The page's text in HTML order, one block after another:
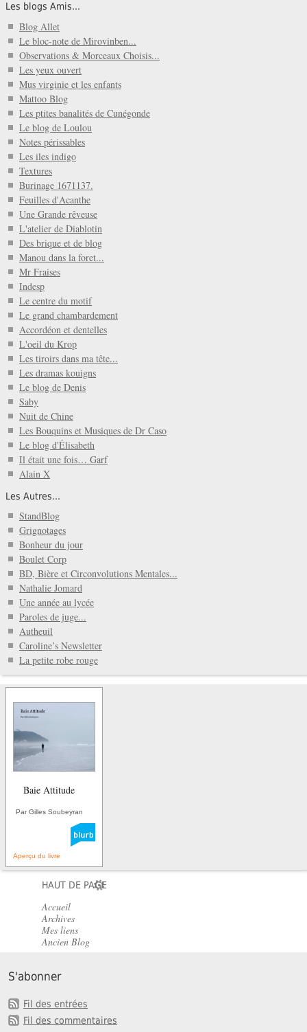
Les blogs Amis...
Blog Allet
Le bloc-note de Mirovinben...
Observations & Morceaux Choisis...
Les yeux ouvert
Mus virginie et les enfants
Mattoo Blog
Les ptites banalités de Cunégonde
Le blog de Loulou
Notes périssables
Les iles indigo
Textures
Burinage 1671137.
Feuilles d'Acanthe
Une Grande rêveuse
L'atelier de Diablotin
Des brique et de blog
Manou dans la foret...
Mr Fraises
Indesp
Le centre du motif
Le grand chambardement
Accordéon et dentelles
L'oeil du Krop
Les tiroirs dans ma tête...
Les dramas kouigns
Le blog de Denis
Saby
Nuit de Chine
Les Bouquins et Musiques de Dr Caso
Le blog d'Élisabeth
Il était une fois… Garf
Alain X
Les Autres...
StandBlog
Grignotages
Bonheur du jour
Boulet Corp
BD, Bière et Circonvolutions Mentales...
Nathalie Jomard
Une année au lycée
Paroles de juge...
Autheuil
Caroline’s Newsletter
La petite robe rouge
Baie Attitude
Par Gilles Soubeyran
Aperçu du livre
HAUT DE PAGE
Accueil
Archives
Mes liens
Ancien Blog
S'abonner
Fil des entrées
Fil des commentaires